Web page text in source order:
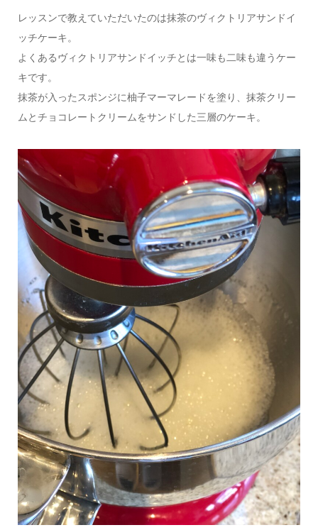
レッスンで教えていただいたのは抹茶のヴィクトリアサンドイ
ッチケーキ。
よくあるヴィクトリアサンドイッチとは一味も二味も違うケー
キです。
抹茶が入ったスポンジに柚子マーマレードを塗り、抹茶クリー
ムとチョコレートクリームをサンドした三層のケーキ。